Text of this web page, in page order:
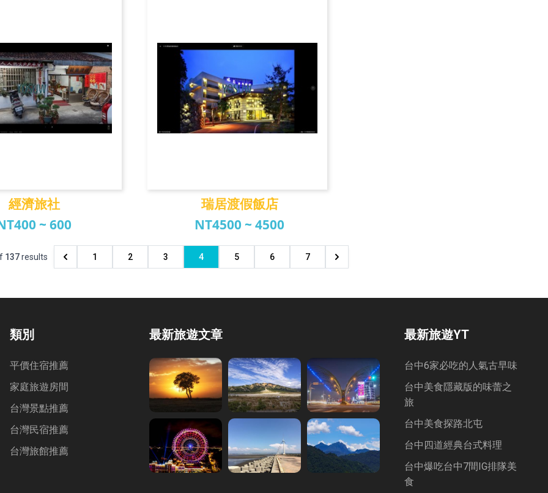
濟旅社
經濟旅社
~ 600
瑞居渡假飯店
瑞居渡假飯店
NT4500 ~ 4500
137results 1 2 3 4 5 6 7
類別
平價住宿推薦
家庭旅遊房間
台灣景點推薦
台灣民宿推薦
台灣旅館推薦
最新旅遊文章 最新旅遊YT
台中6家必吃的人氣古早味
台中美食隱藏版的味蕾之
旅
台中美食探路北屯
台中四道經典台式料理
台中爆吃台中7間IG排隊美
食